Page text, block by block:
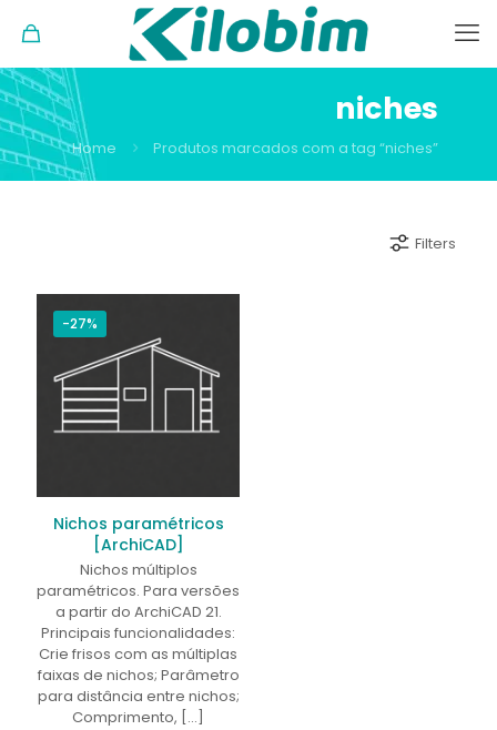
niches
Home Produtos marcados com a tag “niches”
Filters
-27%
Nichos paramétricos
[ArchiCAD]
Nichos múltiplos
paramétricos. Para versões
a partir do ArchiCAD 21.
Principais funcionalidades:
Crie frisos com as múltiplas
faixas de nichos; Parâmetro
para distância entre nichos;
Comprimento, […]